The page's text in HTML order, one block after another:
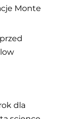
Monte
dla